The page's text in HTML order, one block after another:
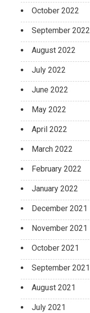
October 2022
September 2022
August 2022
July 2022
June 2022
May 2022
April 2022
March 2022
February 2022
January 2022
December 2021
November 2021
October 2021
September 2021
August 2021
July 2021